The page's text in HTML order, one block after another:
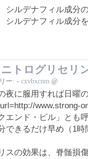
シルデナフィル成分
シルデナフィル成分
トログリセリ
ー: - cxvbxcnm @
夜に服用すれば日曜
www.strong-
エンド・ピル」とも
できるだけ早め（1
スの効果は、脊髄損